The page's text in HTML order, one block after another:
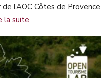
l’AOC Côtes de Provence
la suite